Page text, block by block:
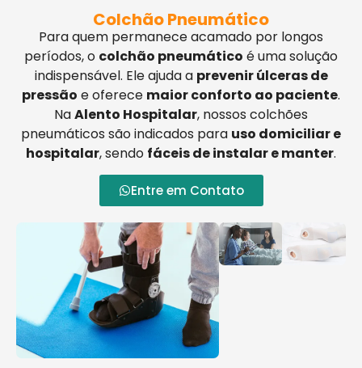
Colchão Pneumático
Para quem permanece acamado por longos
períodos, o colchão pneumático é uma solução
indispensável. Ele ajuda a prevenir úlceras de
pressão e oferece maior conforto ao paciente.
NaAlento Hospitalar, nossos colchões
pneumáticos são indicados para uso domiciliar e
hospitalar, sendo fáceis de instalar e manter.
Entre em Contato